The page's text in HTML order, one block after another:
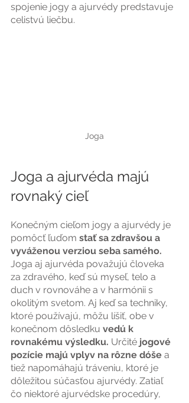
spojenie jogy a ajurvédy predstavuje
celistvú liečbu.
Joga
Joga a ajurvéda majú
rovnaký cieľ
Konečným cieľom jogy a ajurvédy je
pomôcť ľuďom stať sa zdravšou a
vyváženou verziou seba samého.
Joga aj ajurvéda považujú človeka
za zdravého, keď sú myseľ, telo a
duch v rovnováhe a v harmónii s
okolitým svetom. Aj keď sa techniky,
ktoré používajú, môžu líšiť, obe v
konečnom dôsledku vedú k
rovnakému výsledku. Určité jogové
pozície majú vplyv na rôzne dóše a
tiež napomáhajú tráveniu, ktoré je
dôležitou súčasťou ajurvédy. Zatiaľ
čo niektoré ajurvédske procedúry,